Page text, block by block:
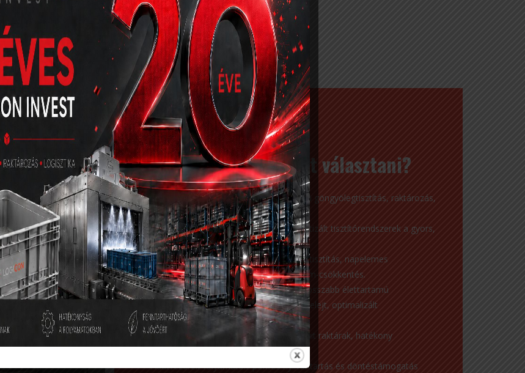
Tisztítás, KLT láda 300*200: 0.25 € / ládától
EU-rakat polcon tárolás: 0,15 € / naptól
Miért érdemes minket választani?
Teljes körű megoldások egy kézből: ipari göngyölegtisztítás, raktározás,
logisztikai szolgáltatások.
Modern, automatizált technológia: robotizált tisztítórendszerek a gyors,
pontos és hatékony munkavégzésért.
Fenntartható működés: környezetbarát tisztítás, napelemes
energiafelhasználás és ökológiai lábnyom-csökkentés.
Költségmegtakarítás és hatékonyság: hosszabb élettartamú
göngyölegek, kevesebb hibaköltség és selejt, optimalizált
készletgazdálkodás.
Rugalmas raktármegoldások: build-to-suit raktárak, hatékony
készletkezelés és gyors hozzáférés.
Adatvezérelt folyamatok: pontos nyilvántartás és döntéstámogatás